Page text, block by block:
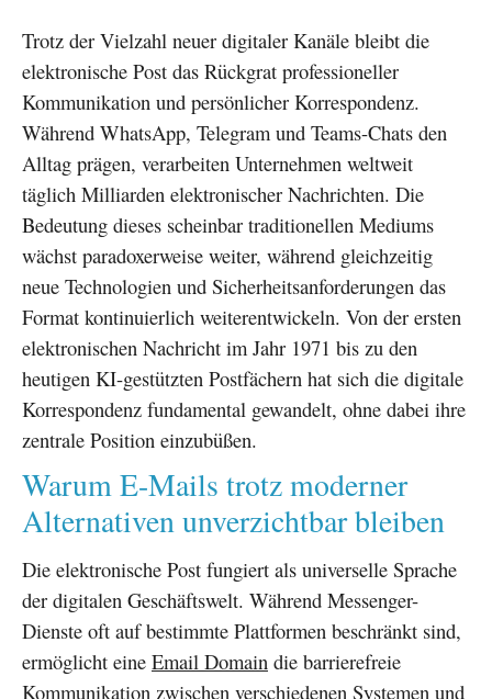
Trotz der Vielzahl neuer digitaler Kanäle bleibt die
elektronische Post das Rückgrat professioneller
Kommunikation und persönlicher Korrespondenz.
Während WhatsApp, Telegram und Teams-Chats den
Alltag prägen, verarbeiten Unternehmen weltweit
täglich Milliarden elektronischer Nachrichten. Die
Bedeutung dieses scheinbar traditionellen Mediums
wächst paradoxerweise weiter, während gleichzeitig
neue Technologien und Sicherheitsanforderungen das
Format kontinuierlich weiterentwickeln. Von der ersten
elektronischen Nachricht im Jahr 1971 bis zu den
heutigen KI-gestützten Postfächern hat sich die digitale
Korrespondenz fundamental gewandelt, ohne dabei ihre
zentrale Position einzubüßen.
Warum E-Mails trotz moderner
Alternativen unverzichtbar bleiben
Die elektronische Post fungiert als universelle Sprache
der digitalen Geschäftswelt. Während Messenger-
Dienste oft auf bestimmte Plattformen beschränkt sind,
ermöglicht eine Email Domain die barrierefreie
Kommunikation zwischen verschiedenen Systemen und